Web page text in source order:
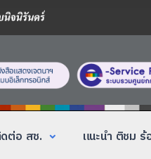
ต่อ สช. แนะนำ ติชม ร้